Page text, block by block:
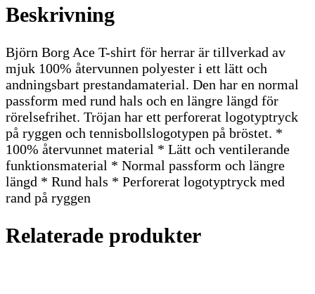
Beskrivning
Björn Borg Ace T-shirt för herrar är tillverkad av
mjuk 100% återvunnen polyester i ett lätt och
andningsbart prestandamaterial. Den har en normal
passform med rund hals och en längre längd för
rörelsefrihet. Tröjan har ett perforerat logotyptryck
på ryggen och tennisbollslogotypen på bröstet. *
100% återvunnet material * Lätt och ventilerande
funktionsmaterial * Normal passform och längre
längd * Rund hals * Perforerat logotyptryck med
rand på ryggen
Relaterade produkter